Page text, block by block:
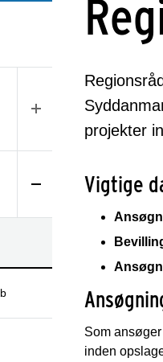
projekter
Vigtige
Som
inden